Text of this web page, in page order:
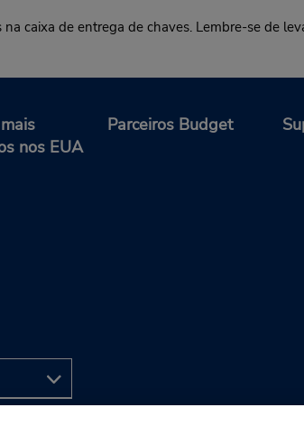
caixa de entrega de chaves. Lembre-se de
nos EUA
Parceiros Budget